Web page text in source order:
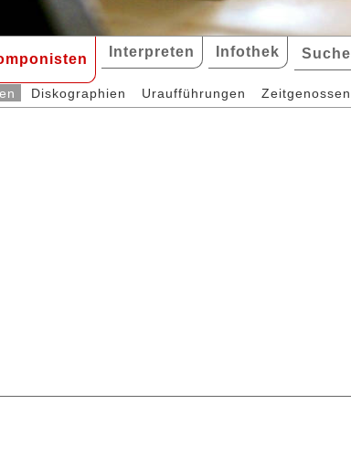
Interpreten Infothek Suche
Diskographien Uraufführungen Zeitgenossen